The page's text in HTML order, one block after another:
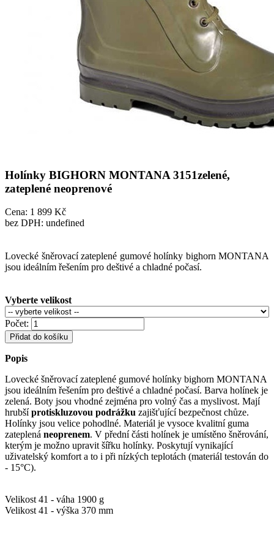
Holínky BIGHORN MONTANA 3151zelené,
zateplené neoprenové
Cena: 1 899 Kč
bez DPH: undefined
Lovecké šněrovací zateplené gumové holínky bighorn MONTANA
jsou ideálním řešením pro deštivé a chladné počasí.
Vyberte velikost
Počet:
Přidat do košíku
Popis
Lovecké šněrovací zateplené gumové holínky bighorn MONTANA
jsou ideálním řešením pro deštivé a chladné počasí. Barva holínek je
zelená. Boty jsou vhodné zejména pro volný čas a myslivost. Mají
hrubšíprotiskluzovou podrážku zajišťující bezpečnost chůze.
Holínky jsou velice pohodlné. Materiál je vysoce kvalitní guma
zateplená neoprenem. V přední části holínek je umístěno šněrování,
kterým je možno upravit šířku holínky. Poskytují vynikající
uživatelský komfort a to i při nízkých teplotách (materiál testován do
- 15°C).
Velikost 41 - váha 1900 g
Velikost 41 - výška 370 mm